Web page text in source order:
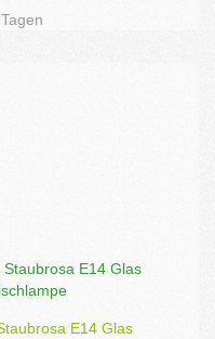
E14 Glas